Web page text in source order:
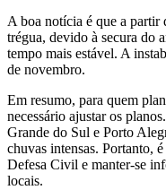
A boa notícia é que a partir
trégua, devido à secura do
tempo mais estável. A
de novembro.
Em resumo, para quem
necessário ajustar os
Grande do Sul e Porto
chuvas intensas. Portanto,
Defesa Civil e manter-se
locais.